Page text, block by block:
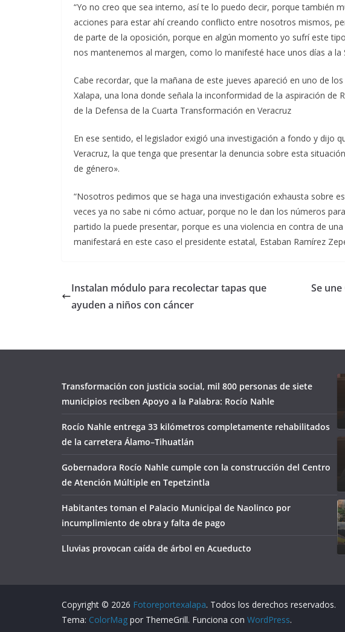
“Yo no creo que sea interno, así te lo puedo decir, porque también
acciones para estar ahí creando conflicto entre nosotros mismos,
de parte de la oposición, porque en algún momento yo sufrí este
nos mantenemos al margen, como lo manifesté hace unos días a la
Cabe recordar, que la mañana de este jueves apareció en uno de
Xalapa, una lona donde señala la inconformidad de la aspiración de
de la Defensa de la Cuarta Transformación en Veracruz
En ese sentido, el legislador exigió una investigación a fondo y dijo
Veracruz, la que tenga que presentar la denuncia sobre esta
de género».
“Nosotros pedimos que se haga una investigación exhausta sobre
veces ya no sabe ni cómo actuar, porque no le dan los números
partido la puede presentar, porque es una violencia en contra de
manifestará en este caso el presidente estatal, Estaban Ramírez
Instalan módulo para recolectar tapas que
ayuden a niños con cáncer
Se
Transformación con justicia social, mil 800 personas de siete
municipios reciben Apoyo a la Palabra: Rocío Nahle
Rocío Nahle entrega 33 kilómetros completamente rehabilitados
de la carretera Álamo–Tihuatlán
Gobernadora Rocío Nahle cumple con la construcción del Centro
de Atención Múltiple en Tepetzintla
Habitantes toman el Palacio Municipal de Naolinco por
incumplimiento de obra y falta de pago
Lluvias provocan caída de árbol en Acueducto
Copyright © 2026 Fotoreportexalapa. Todos los derechos reservados.
Tema: ColorMag por ThemeGrill. Funciona con WordPress.